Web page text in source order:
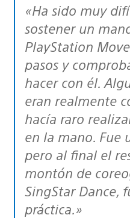
«Ha sido muy difícil. Tenía que
sostener un
PlayStation
pasos y
hacer con él.
eran realmente
hacía raro
en la mano. Fue
pero al final el
montón de
SingStar Dance,
práctica.»